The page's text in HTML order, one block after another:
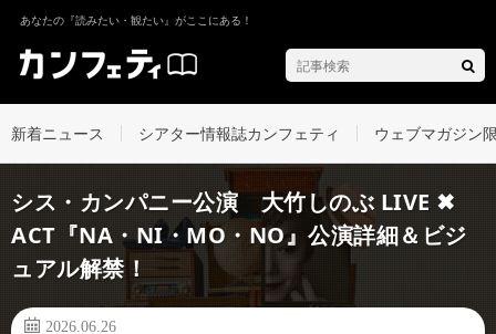
あなたの『読みたい・観たい』がここにある！
新着ニュース シアター情報誌カンフェティ ウェブマガジン
シス・カンパニー公演 大竹しのぶ LIVE ✖
ACT『NA・NI・MO・NO』公演詳細＆ビジ
ュアル解禁！
2026.06.26